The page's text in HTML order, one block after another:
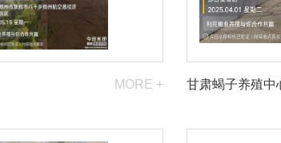
MORE + 甘肃蝎子养殖中